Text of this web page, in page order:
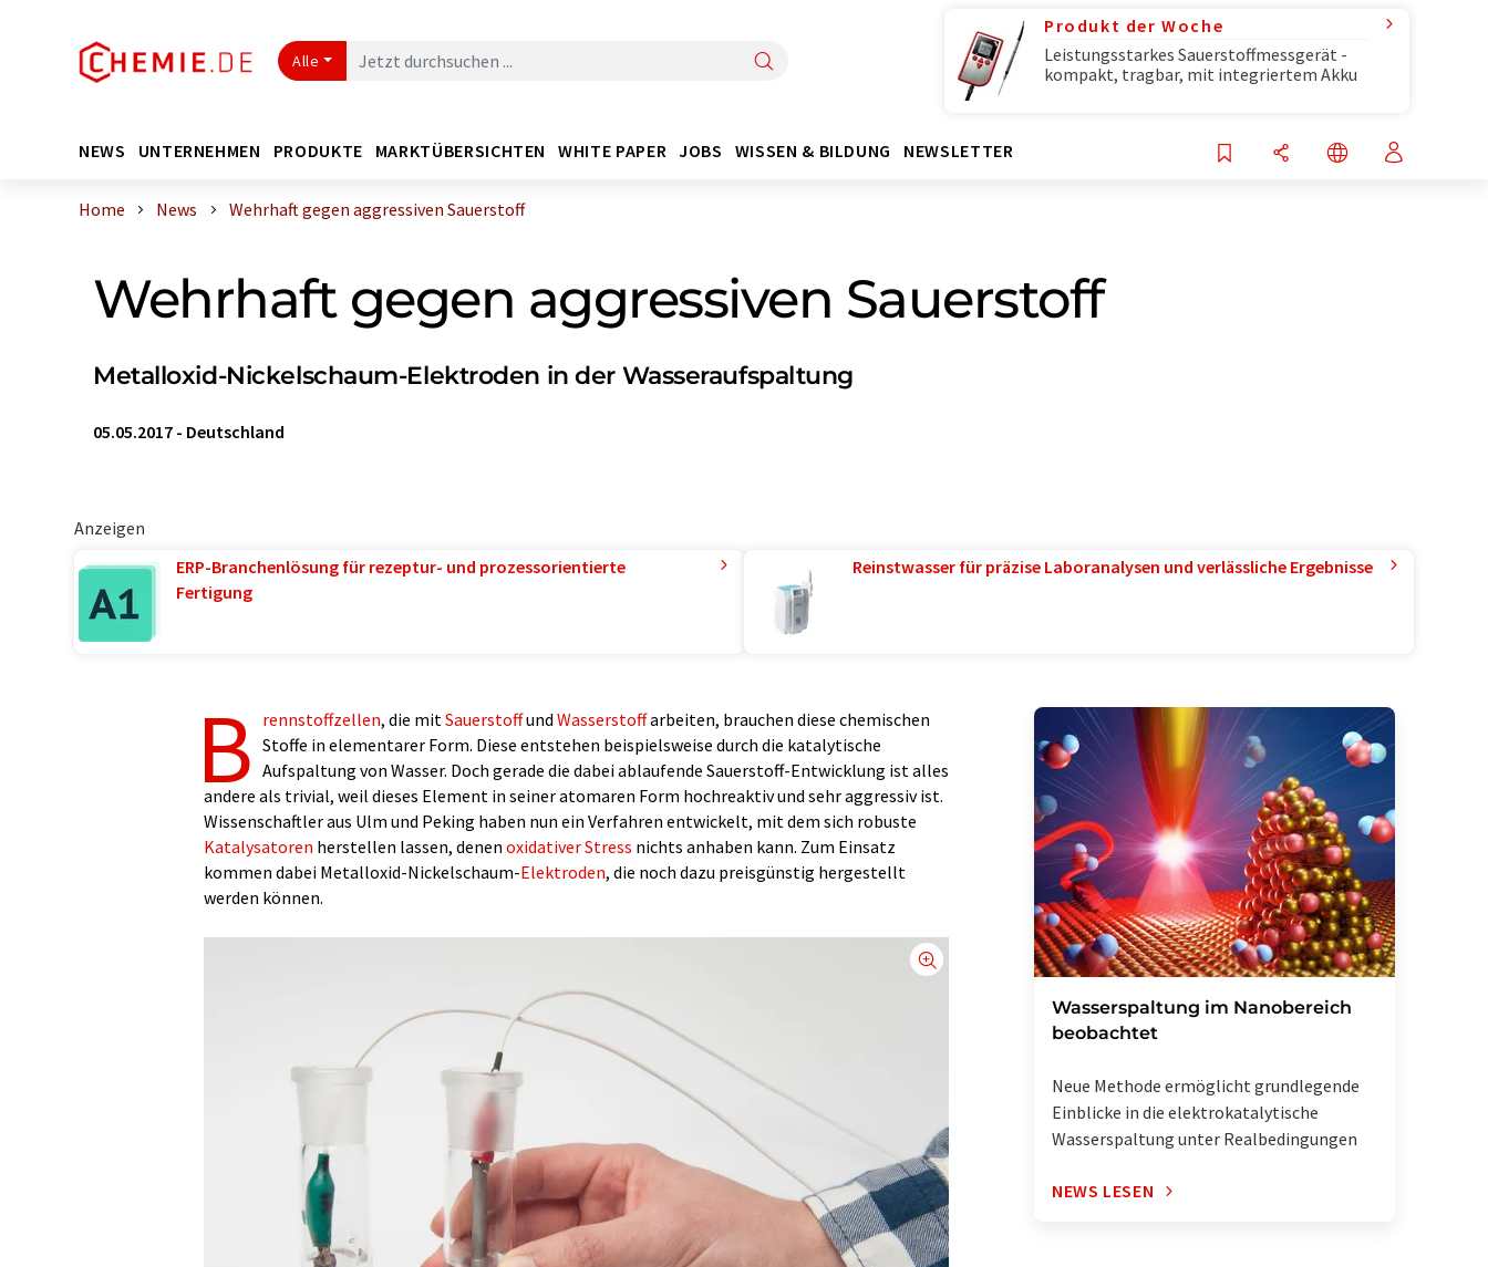
Alle
Produkt der Woche
Leistungsstarkes Sauerstoffmessgerät -
kompakt, tragbar, mit integriertem Akku
NEWS UNTERNEHMEN PRODUKTE MARKTÜBERSICHTEN WHITE PAPER JOBS WISSEN & BILDUNG NEWSLETTER
Home News Wehrhaft gegen aggressiven Sauerstoff
Wehrhaft gegen aggressiven Sauerstoff
Metalloxid-Nickelschaum-Elektroden in der Wasseraufspaltung
05.05.2017 - Deutschland
Anzeigen
ERP-Branchenlösung für rezeptur- und prozessorientierte
Fertigung
Reinstwasser für präzise Laboranalysen und verlässliche Ergebnisse
B rennstoffzellen, die mitSauerstoffund Wasserstoffarbeiten, brauchen diese chemischen
Stoffe in elementarer Form. Diese entstehen beispielsweise durch die katalytische
Aufspaltung von Wasser. Doch gerade die dabei ablaufende Sauerstoff-Entwicklung ist alles
andere als trivial, weil dieses Element in seiner atomaren Form hochreaktiv und sehr aggressiv ist.
Wissenschaftler aus Ulm und Peking haben nun ein Verfahren entwickelt, mit dem sich robuste
Katalysatoren herstellen lassen, denen oxidativer Stress nichts anhaben kann. Zum Einsatz
kommen dabei Metalloxid-Nickelschaum-Elektroden, die noch dazu preisgünstig hergestellt
werden können.
Wasserspaltung im Nanobereich
beobachtet
Neue Methode ermöglicht grundlegende
Einblicke in die elektrokatalytische
Wasserspaltung unter Realbedingungen
NEWS LESEN